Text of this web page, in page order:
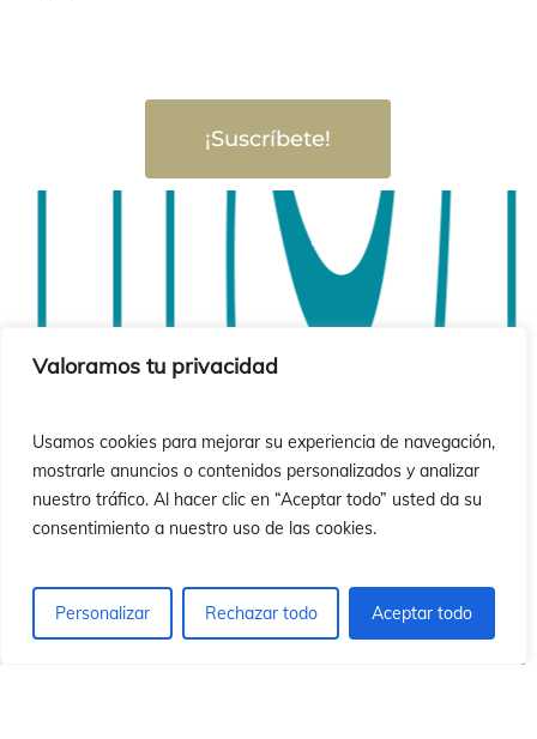
Valoramos tu privacidad
Usamos cookies para mejorar su experiencia de navegación,
mostrarle anuncios o contenidos personalizados y analizar
nuestro tráfico. Al hacer clic en “Aceptar todo” usted da su
consentimiento a nuestro uso de las cookies.
Personalizar Rechazar todo Aceptar todo
¡Suscríbete!